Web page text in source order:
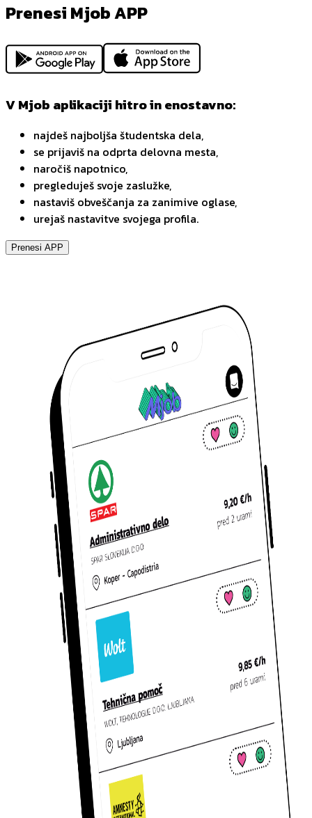
Prenesi Mjob APP
V Mjob aplikaciji hitro in enostavno:
najdeš najboljša študentska dela,
se prijaviš na odprta delovna mesta,
naročiš napotnico,
pregleduješ svoje zaslužke,
nastaviš obveščanja za zanimive oglase,
urejaš nastavitve svojega profila.
Prenesi APP